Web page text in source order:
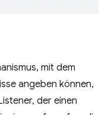
mit dem
angeben können,
der einen